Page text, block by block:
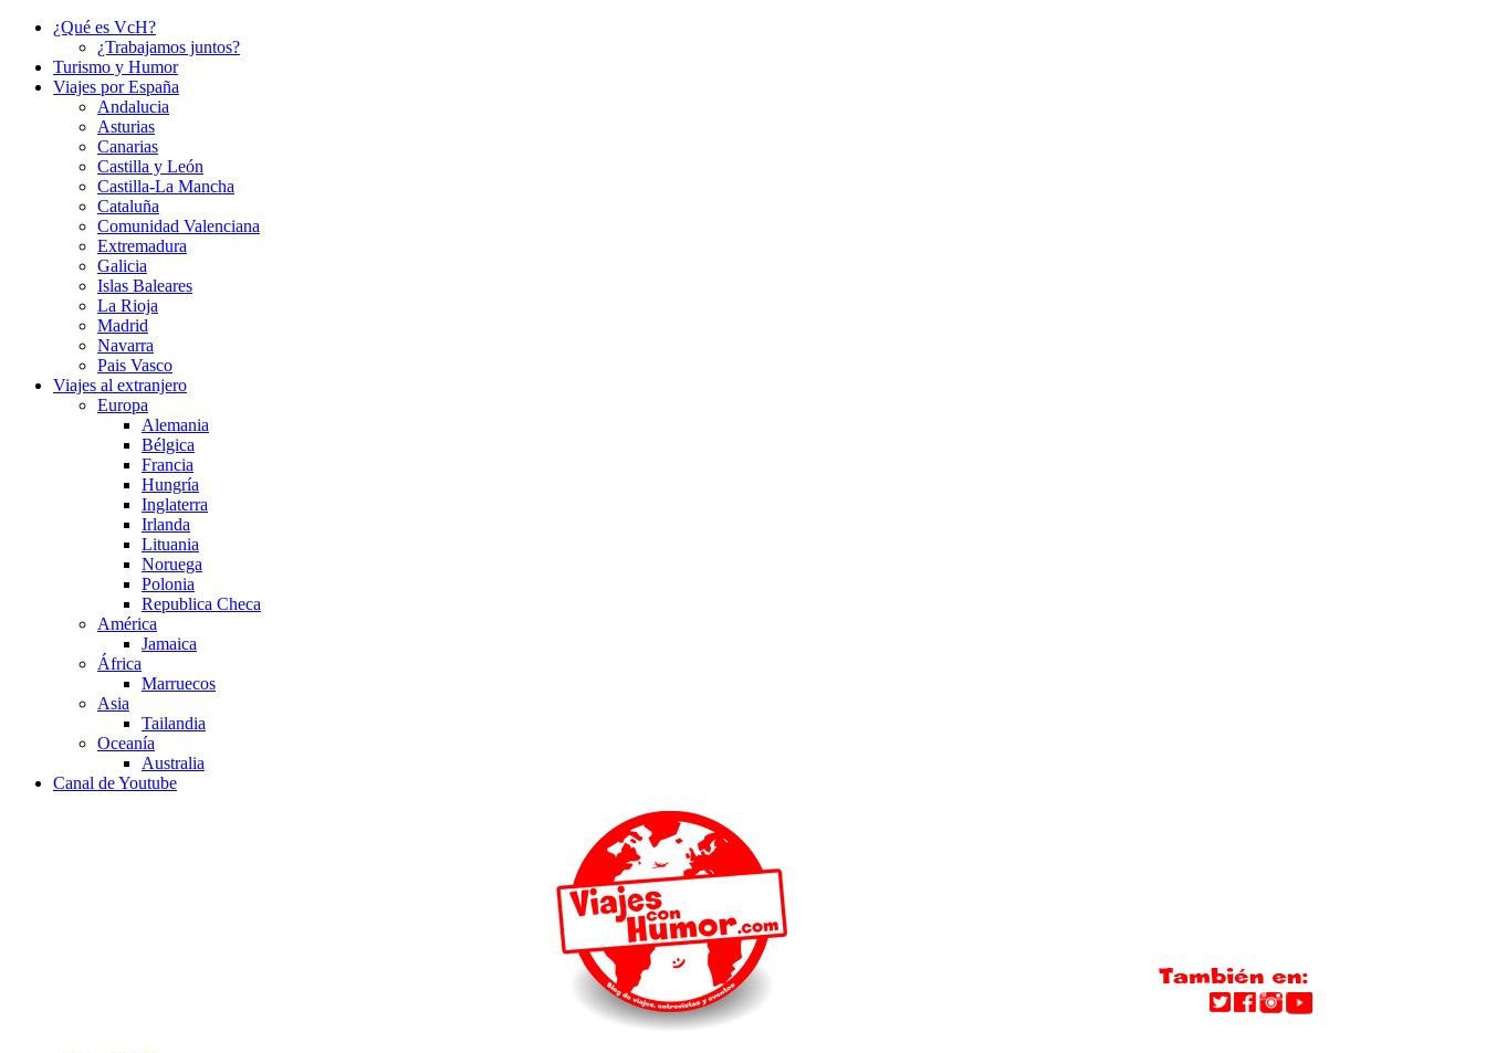
¿Qué es VcH?
¿Trabajamos juntos?
Turismo y Humor
Viajes por España
Andalucia
Asturias
Canarias
Castilla y León
Castilla-La Mancha
Cataluña
Comunidad Valenciana
Extremadura
Galicia
Islas Baleares
La Rioja
Madrid
Navarra
Pais Vasco
Viajes al extranjero
Europa
Alemania
Bélgica
Francia
Hungría
Inglaterra
Irlanda
Lituania
Noruega
Polonia
Republica Checa
América
Jamaica
África
Marruecos
Asia
Tailandia
Oceanía
Australia
Canal de Youtube